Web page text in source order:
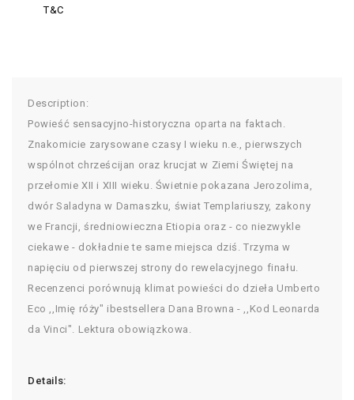
T&C
Description:
Powieść sensacyjno-historyczna oparta na faktach.
Znakomicie zarysowane czasy I wieku n.e., pierwszych
wspólnot chrześcijan oraz krucjat w Ziemi Świętej na
przełomie XII i XIII wieku. Świetnie pokazana Jerozolima,
dwór Saladyna w Damaszku, świat Templariuszy, zakony
we Francji, średniowieczna Etiopia oraz - co niezwykle
ciekawe - dokładnie te same miejsca dziś. Trzyma w
napięciu od pierwszej strony do rewelacyjnego finału.
Recenzenci porównują klimat powieści do dzieła Umberto
Eco ,,Imię róży" ibestsellera Dana Browna - ,,Kod Leonarda
da Vinci". Lektura obowiązkowa.
Details: